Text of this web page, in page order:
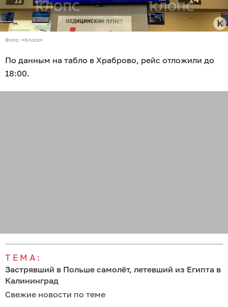
Фото: «Клопс»
По данным на табло в Храброво, рейс отложили до
18:00.
ТЕМА:
Застрявший в Польше самолёт, летевший из Египта в
Калининград
Свежие новости по теме